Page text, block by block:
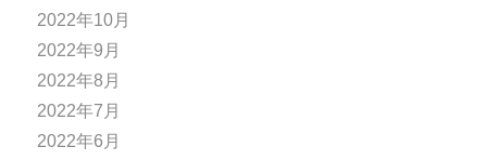
2022年10月
2022年9月
2022年8月
2022年7月
2022年6月